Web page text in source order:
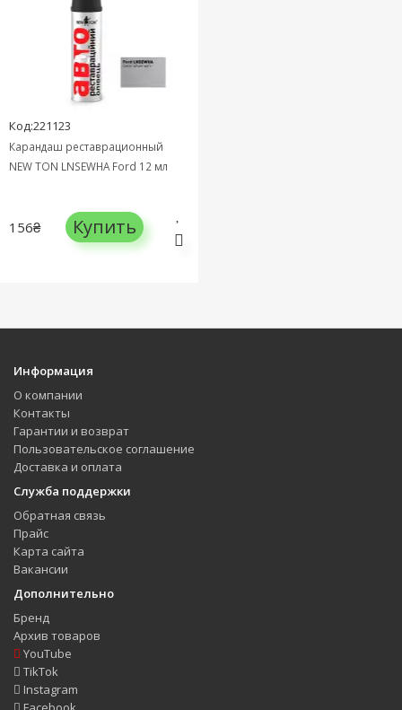
Код:221123
Карандаш реставрационный
NEW TON LNSEWHA Ford 12 мл
156₴ Купить
Информация
О компании
Контакты
Гарантии и возврат
Пользовательское соглашение
Доставка и оплата
Служба поддержки
Обратная связь
Прайс
Карта сайта
Вакансии
Дополнительно
Бренд
Архив товаров
YouTube
TikTok
Instagram